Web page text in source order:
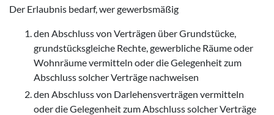
Der Erlaubnis bedarf, wer gewerbsmäßig
den Abschluss von Verträgen über Grundstücke,
grundstücksgleiche Rechte, gewerbliche Räume oder
Wohnräume vermitteln oder die Gelegenheit zum
Abschluss solcher Verträge nachweisen
den Abschluss von Darlehensverträgen vermitteln
oder die Gelegenheit zum Abschluss solcher Verträge